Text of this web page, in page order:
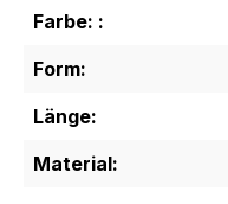
Farbe: :
Form:
Länge:
Material: